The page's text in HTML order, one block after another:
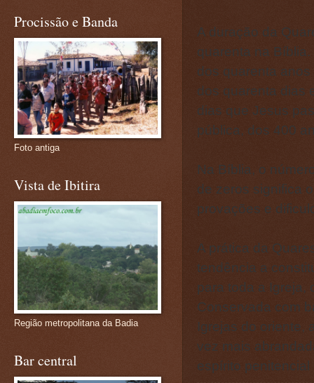
A duração da
quarenta na
dos quarenta
dos quarenta dias
dias que Jesus
pública, dos 400
Na Bíblia, o
de zeros significa
provações e
A prática da
tendência a
para toda a Igreja,
Conservada com
Igrejas do oriente,
vez mais
espírito
Procissão e Banda
Foto antiga
Vista de Ibitira
Região metropolitana da Badia
Bar central